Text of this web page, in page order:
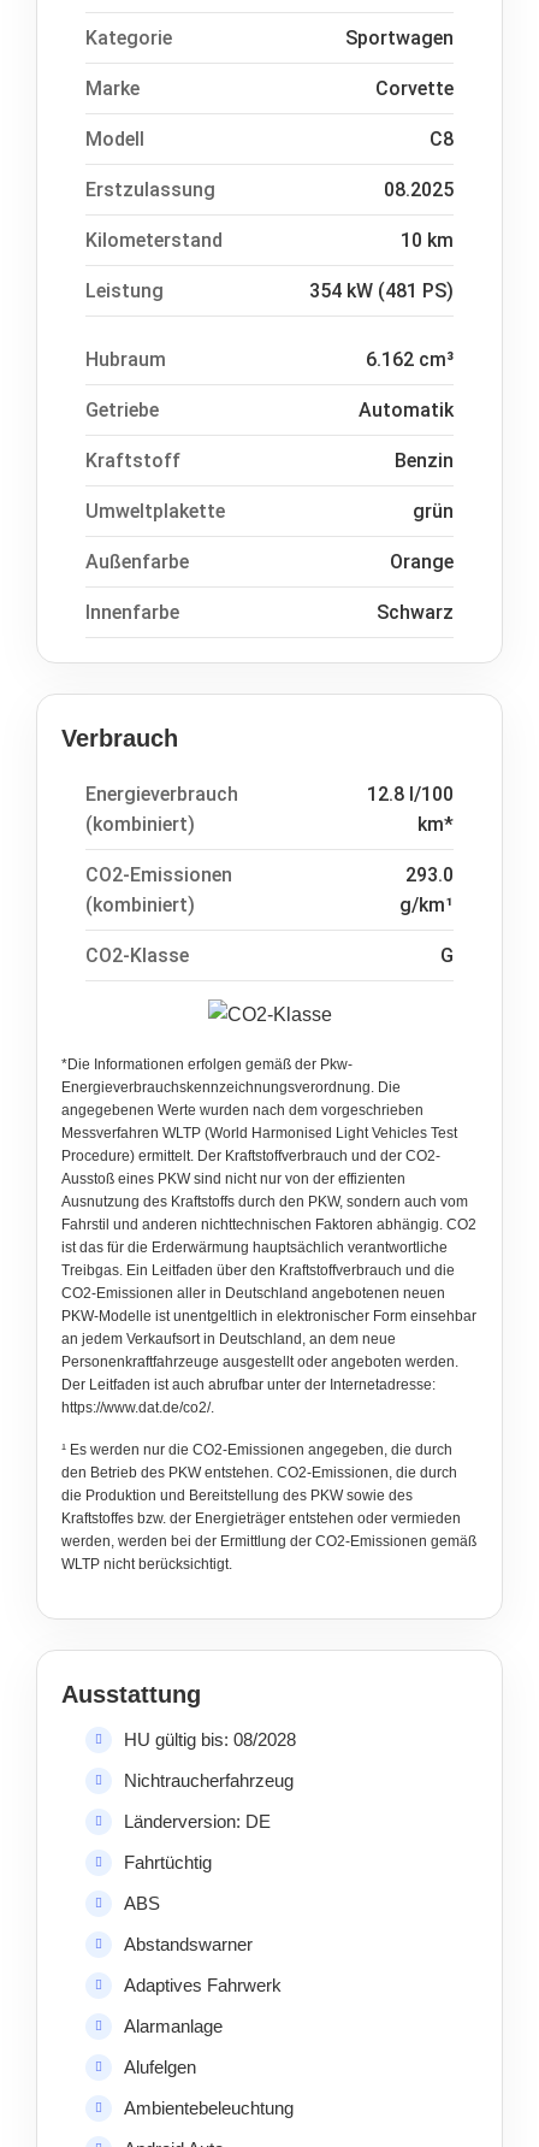
Kategorie Sportwagen
Marke Corvette
Modell C8
Erstzulassung 08.2025
Kilometerstand 10 km
Leistung 354 kW (481 PS)
Hubraum 6.162 cm³
Getriebe Automatik
Kraftstoff Benzin
Umweltplakette grün
Außenfarbe Orange
Innenfarbe Schwarz
Verbrauch
Energieverbrauch
(kombiniert)
12.8 l/100
km*
CO2-Emissionen
(kombiniert)
293.0
g/km¹
CO2-Klasse G
*Die Informationen erfolgen gemäß der Pkw-
Energieverbrauchskennzeichnungsverordnung. Die
angegebenen Werte wurden nach dem vorgeschrieben
Messverfahren WLTP (World Harmonised Light Vehicles Test
Procedure) ermittelt. Der Kraftstoffverbrauch und der CO2-
Ausstoß eines PKW sind nicht nur von der effizienten
Ausnutzung des Kraftstoffs durch den PKW, sondern auch vom
Fahrstil und anderen nichttechnischen Faktoren abhängig. CO2
ist das für die Erderwärmung hauptsächlich verantwortliche
Treibgas. Ein Leitfaden über den Kraftstoffverbrauch und die
CO2-Emissionen aller in Deutschland angebotenen neuen
PKW-Modelle ist unentgeltlich in elektronischer Form einsehbar
an jedem Verkaufsort in Deutschland, an dem neue
Personenkraftfahrzeuge ausgestellt oder angeboten werden.
Der Leitfaden ist auch abrufbar unter der Internetadresse:
https://www.dat.de/co2/.
¹ Es werden nur die CO2-Emissionen angegeben, die durch
den Betrieb des PKW entstehen. CO2-Emissionen, die durch
die Produktion und Bereitstellung des PKW sowie des
Kraftstoffes bzw. der Energieträger entstehen oder vermieden
werden, werden bei der Ermittlung der CO2-Emissionen gemäß
WLTP nicht berücksichtigt.
Ausstattung
HU gültig bis: 08/2028
Nichtraucherfahrzeug
Länderversion: DE
Fahrtüchtig
ABS
Abstandswarner
Adaptives Fahrwerk
Alarmanlage
Alufelgen
Ambientebeleuchtung